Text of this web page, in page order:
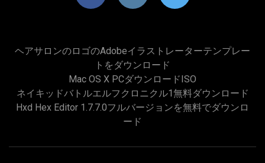
ヘアサロンのロゴのadobeイラストレーターテンプレー
トをダウンロード
Mac OS X PCダウンロードISO
ネイキッドバトルエルフクロニクル1無料ダウンロード
Hxd Hex Editor 1.7.7.0フルバージョンを無料でダウンロ
ード